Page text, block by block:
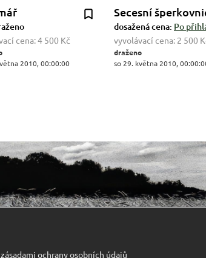
cena:4 500 Kč
2010, 00:00:00
Secesní
dosažená cena: Po
vyvolávací cena: 2 500
draženo
so 29. května 2010,
zásadami ochrany osobních údajů